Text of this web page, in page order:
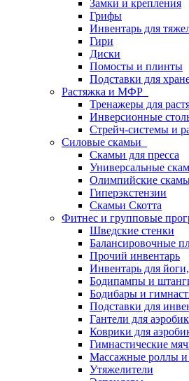
Замки и крепления
Грифы
Инвентарь для
Гири
Диски
Помосты и плинты
Подставки для
Растяжка и МФР
Тренажеры для
Инверсионные
Стрейч-системы и
Силовые скамьи
Скамьи для пресса
Универсальные
Олимпийские
Гиперэкстензии
Скамьи Скотта
Фитнес и групповые
Шведские стенки
Балансировочные
Прочий инвентарь
Инвентарь для
Бодипампы и
Бодибары и
Подставки для
Гантели для
Коврики для
Гимнастические
Массажные роллы и
Утяжелители